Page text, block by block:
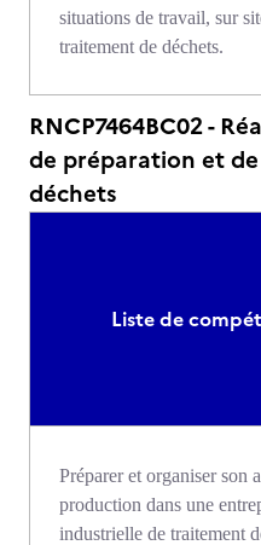
situations de travail, sur
traitement de déchets.
RNCP7464BC02 -
de préparation et
déchets
Liste de
Préparer et organiser son
production dans une
industrielle de traitement